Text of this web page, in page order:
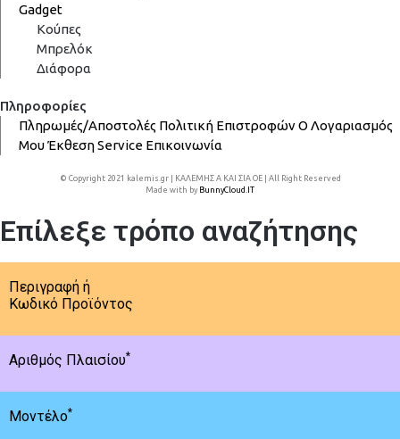
Gadget
Κούπες
Μπρελόκ
Διάφορα
Πληροφορίες
Πληρωμές/Αποστολές Πολιτική ΕπιστροφώνΟ Λογαριασμός
ΜουΈκθεσηService Επικοινωνία
© Copyright 2021 kalemis.gr | ΚΑΛΕΜΗΣ Α ΚΑΙ ΣΙΑ ΟΕ | All Right Reserved
Made with by BunnyCloud.IT
Επίλεξε τρόπο αναζήτησης
Περιγραφή ή
Κωδικό Προϊόντος
Αριθμός Πλαισίου*
Μοντέλο*